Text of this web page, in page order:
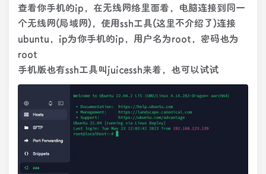
查看你手机的ip，在无线网络里面看，电脑连接到同一
个无线网(局域网)，使用ssh工具(这里不介绍了)连接
ubuntu，ip为你手机的ip，用户名为root，密码也为
root
手机版也有ssh工具叫juicessh来着，也可以试试